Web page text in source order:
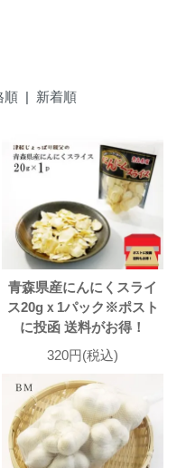
順| 新着順
青森県産にんにくスライ
ス20gｘ1パック※ポスト
に投函 送料がお得！
320円(税込)